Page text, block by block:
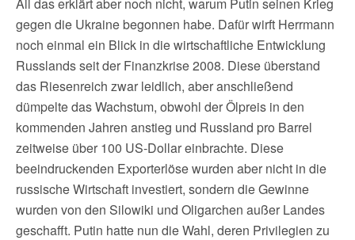
gegen die Ukraine begonnen habe. Dafür wirft Herrmann
noch einmal ein Blick in die wirtschaftliche Entwicklung
Russlands seit der Finanzkrise 2008. Diese überstand
das Riesenreich zwar leidlich, aber anschließend
dümpelte das Wachstum, obwohl der Ölpreis in den
kommenden Jahren anstieg und Russland pro Barrel
zeitweise über 100 US-Dollar einbrachte. Diese
beeindruckenden Exporterlöse wurden aber nicht in die
russische Wirtschaft investiert, sondern die Gewinne
wurden von den Silowiki und Oligarchen außer Landes
geschafft. Putin hatte nun die Wahl, deren Privilegien zu